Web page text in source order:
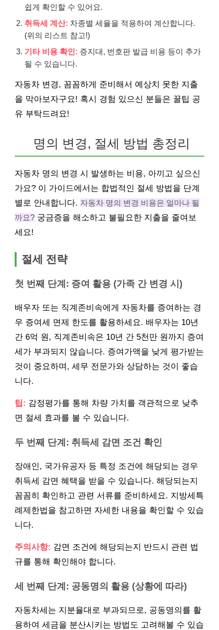
쉽게 확인할 수 있어요.
취득세 계산: 차종별 세율을 적용하여 계산합니다.
(위의 리스트 참고!)
기타 비용 확인: 증지대, 번호판 발급 비용 등이 추가
될 수 있습니다.
자동차 변경, 꼼꼼하게 준비해서 예상치 못한 지출
을 막아보자구요! 혹시 경험 있으신 분들은 꿀팁 공
유 부탁드려요!
명의 변경, 절세 방법 총정리
자동차 명의 변경 시 발생하는 비용, 아끼고 싶으신
가요? 이 가이드에서는 합법적인 절세 방법을 단계
별로 안내합니다. 자동차 명의 변경 비용은 얼마나 될
까요? 궁금증을 해소하고 불필요한 지출을 줄여보
세요!
절세 전략
첫 번째 단계: 증여 활용 (가족 간 변경 시)
배우자 또는 직계존비속에게 자동차를 증여하는 경
우 증여세 면제 한도를 활용하세요. 배우자는 10년
간 6억 원, 직계존비속은 10년 간 5천만 원까지 증여
세가 부과되지 않습니다. 증여가액을 낮게 평가받는
것이 중요하며, 세무 전문가와 상담하는 것이 좋습
니다.
팁: 감정평가를 통해 차량 가치를 객관적으로 낮추
면 절세 효과를 볼 수 있습니다.
두 번째 단계: 취득세 감면 조건 확인
장애인, 국가유공자 등 특정 조건에 해당되는 경우
취득세 감면 혜택을 받을 수 있습니다. 해당되는지
꼼꼼히 확인하고 관련 서류를 준비하세요. 지방세특
례제한법을 참고하면 자세한 내용을 확인할 수 있습
니다.
주의사항: 감면 조건에 해당되는지 반드시 관련 법
규를 통해 확인해야 합니다.
세 번째 단계: 공동명의 활용 (상황에 따라)
자동차세는 지분율대로 부과되므로, 공동명의를 활
용하여 세금을 분산시키는 방법도 고려해볼 수 있습